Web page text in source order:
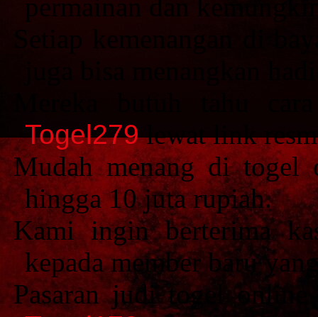
permainan dan
Setiap kemenangan di
Togel279lewat link
Mudah menang di
hingga 10 juta rupiah.
Kami ingin berterima
kepada member baru
Pasaran judi togel